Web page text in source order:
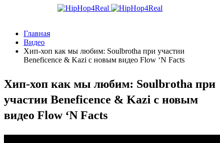
Главная
Видео
Хип-хоп как мы любим: Soulbrotha при участии
Beneficence & Kazi с новым видео Flow ‘N Facts
Хип-хоп как мы любим: Soulbrotha при
участии Beneficence & Kazi с новым
видео Flow ‘N Facts